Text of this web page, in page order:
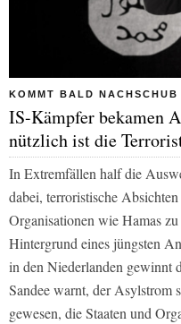
KOMMT BALD NACHSCHUB
IS-Kämpfer bekamen
nützlich ist die
In Extremfällen half die
dabei, terroristische
Organisationen wie Hamas
Hintergrund eines jüngsten
in den Niederlanden gewinnt
Sandee warnt, der Asylstrom
gewesen, die Staaten und